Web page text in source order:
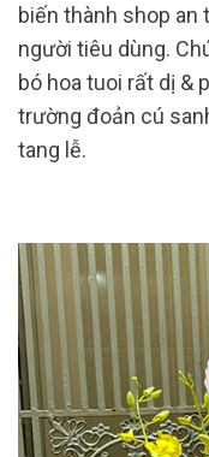
biến thành shop an
người tiêu dùng.
bó hoa tuoi rất dị &
trường đoản cú
tang lễ.